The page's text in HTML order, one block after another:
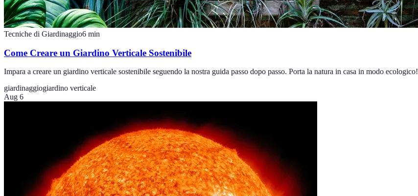
Tecniche di Giardinaggio6 min
Come Creare un Giardino Verticale Sostenibile
Impara a creare un giardino verticale sostenibile seguendo la nostra guida passo dopo passo. Porta la natura in casa in modo ecologico!
giardinaggiogiardino verticale
Aug 6